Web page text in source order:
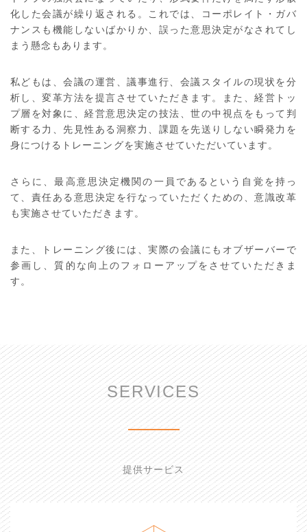
化した会議が繰り返される。これでは、コーポレイト・ガバ
ナンスも機能しないばかりか、誤った意思決定がなされてし
まう懸念もあります。
私どもは、会議の運営、議事進行、会議スタイルの現状を分
析し、変革方法を提言させていただきます。また、経営トッ
プ層を対象に、経営意思決定の技法、世の中視点をもって判
断する力、先見性ある洞察力、課題を先送りしない瞬発力を
身につけるトレーニングを実施させていただいています。
さらに、最高意思決定機関の一員であるという自覚を持っ
て、責任ある意思決定を行なっていただくための、意識改革
も実施させていただきます。
また、トレーニング後には、実際の会議にもオブザーバーで
参画し、質的な向上のフォローアップをさせていただきま
す。
SERVICES
提供サービス